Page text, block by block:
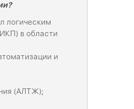
логическим
в области
и
(АЛТЖ);